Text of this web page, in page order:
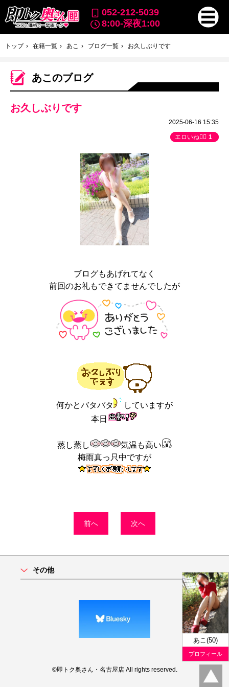
052-212-5039
8:00-深夜1:00
トップ 在籍一覧 あこ ブログ一覧 お久しぶりです
あこのブログ
あこ(50)
プロフィール
お久しぶりです
2025-06-16 15:35
エロいね👍🏻 1
ブログもあげれてなく
前回のお礼もできてませんでしたが
何かとバタバタ
していますが
本日
蒸し蒸し
気温も高い
梅雨真っ只中ですが
前へ 次へ
その他
©即トク奥さん・名古屋店 All rights reserved.